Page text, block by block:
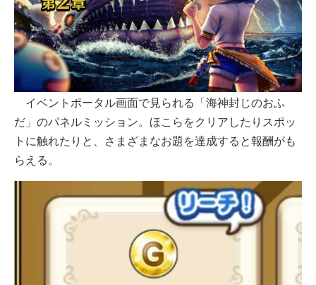
イベントポータル画面で見られる「海神封じのおふ
だ」のパネルミッション。ほこらをクリアしたりスポッ
トに触れたりと、さまざまなお題を達成すると報酬がも
らえる。